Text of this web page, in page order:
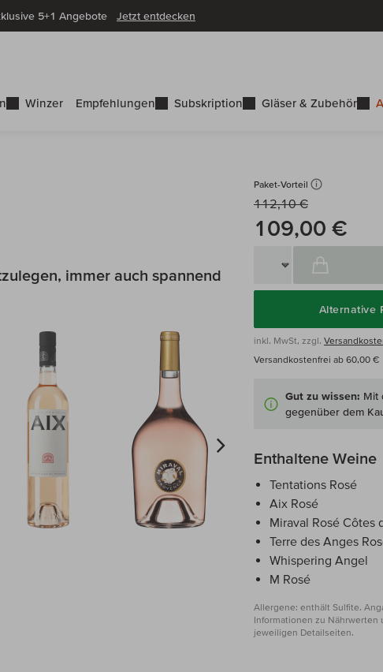
5+1 Angebote Jetzt entdecken
Winzer Empfehlungen Subskription Gläser & Zubehör
immer auch span­nend
Paket-Vorteil
112,10 €
109,00 €
Alternative
inkl. MwSt, zzgl.
Versandkostenfrei ab 60,00 €
Gut zu wissen: Mit
gegenüber dem
Enthaltene Weine
Tentations Rosé
Aix Rosé
Miraval Rosé Côtes
Terre des Anges
Whispering Angel
M Rosé
Allergene: enthält Sulfite.
Informationen zu Nährwerten
jeweiligen Detailseiten.